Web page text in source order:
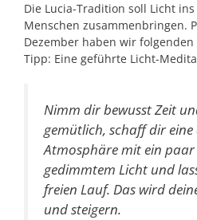
Die Lucia-Tradition soll Licht
Menschen zusammenbringen.
Dezember haben wir
Tipp: Eine geführte Licht-
Nimm dir bewusst Zeit
gemütlich, schaff dir eine
Atmosphäre mit ein paar
gedimmtem Licht und
freien Lauf. Das wird
und steigern.